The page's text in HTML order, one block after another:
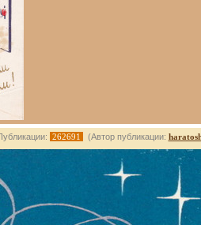
262691 (Автор публикации: